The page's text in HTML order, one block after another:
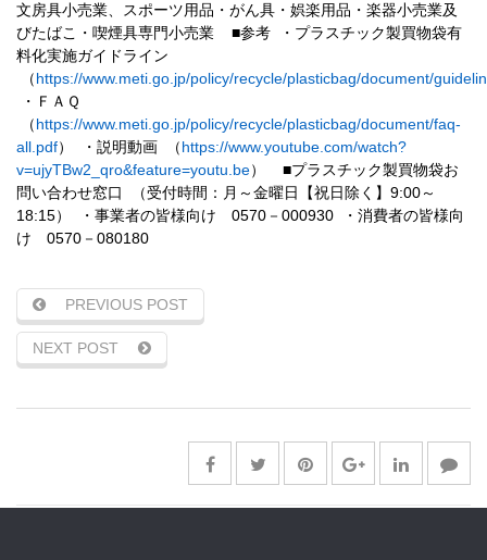
文房具小売業、スポーツ用品・がん具・娯楽用品・楽器小売業及
びたばこ・喫煙具専門小売業 ■参考
・プラスチック製買物袋有
料化実施ガイドライン
（https://www.meti.go.jp/policy/recycle/plasticbag/document/
・ＦＡＱ
（https://www.meti.go.jp/policy/recycle/plasticbag/document/faq-
all.pdf） ・説明動画 （https://www.youtube.com/watch?
v=ujyTBw2_qro&feature=youtu.be）
■プラスチック製買物袋お
問い合わせ窓口
（受付時間：月～金曜日【祝日除く】 9:00 ～
18:15） ・事業者の皆様向け 0570 － 000930
・消費者の皆様向
け 0570 － 080180
PREVIOUS POST
NEXT POST